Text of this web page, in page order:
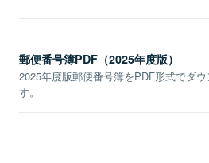
郵便番号簿PDF（2025年度版）
2025年度版郵便番号簿をPDF形式でダ
す。